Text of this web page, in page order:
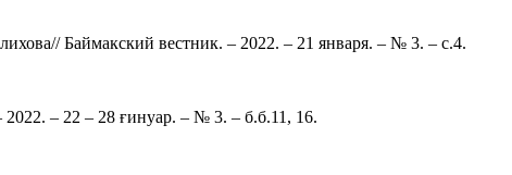
Баймакский вестник. – 2022. – 21 января. – № 3. – с.4.
– 22 – 28 ғинуар. – № 3. – б.б.11, 16.